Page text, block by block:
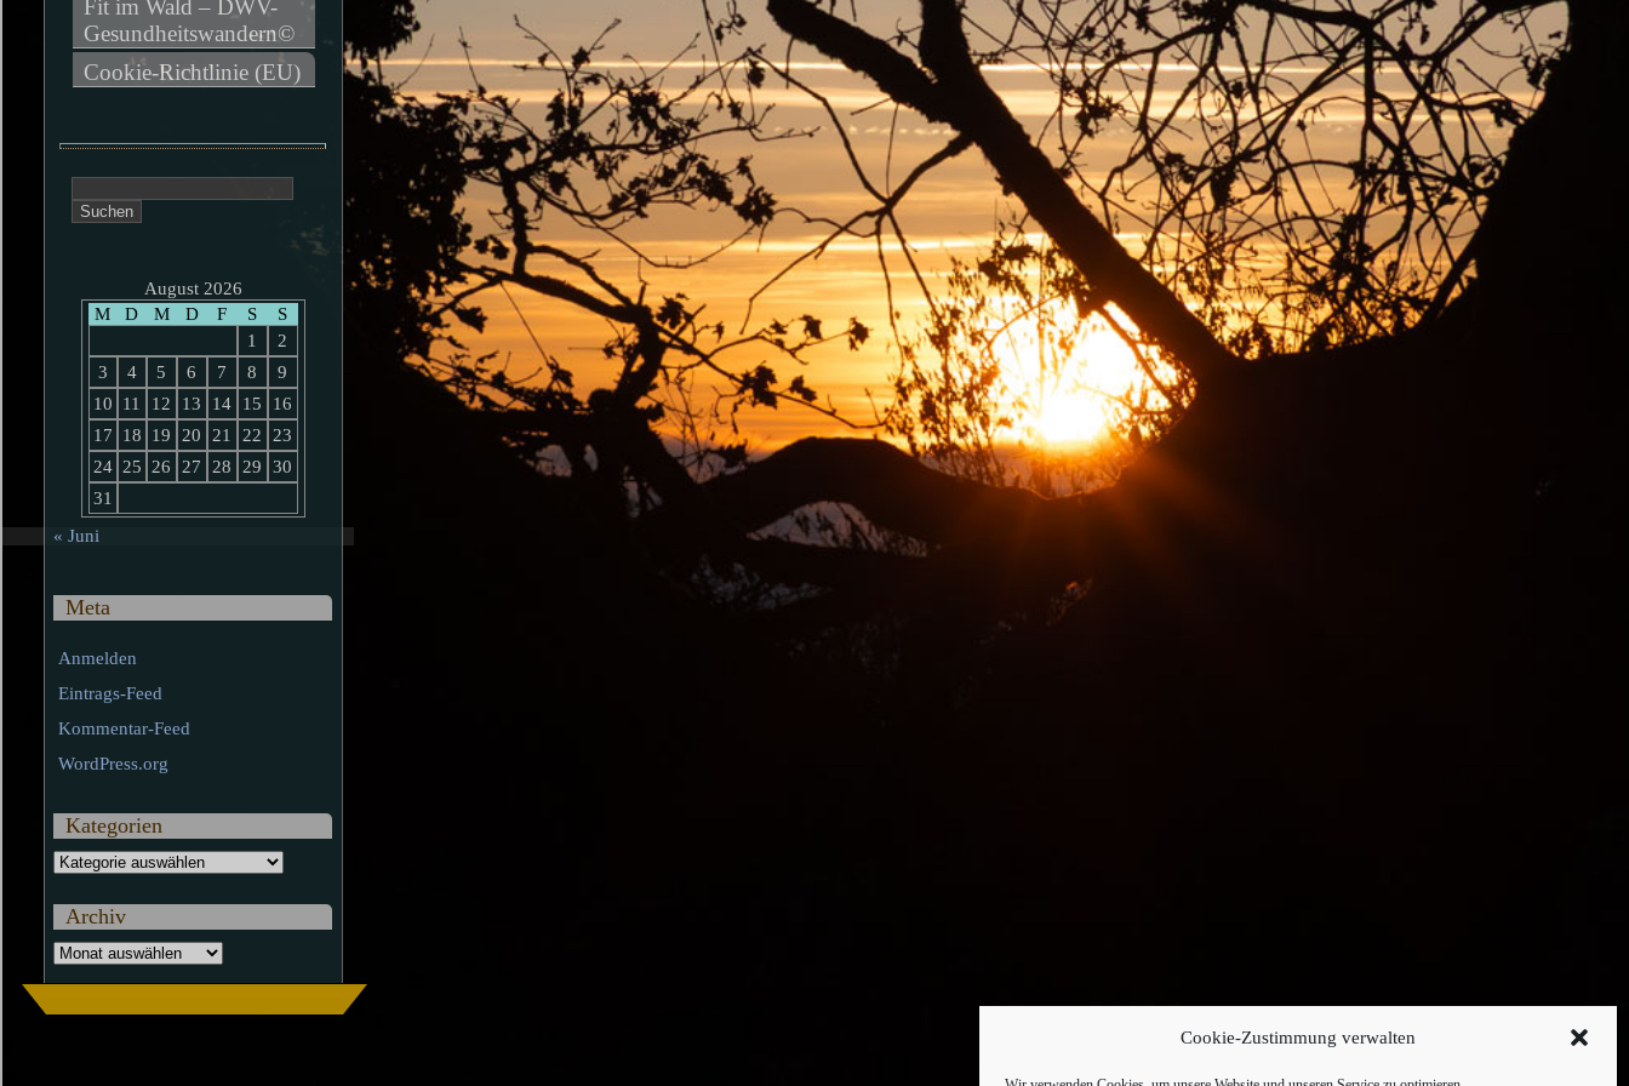
Cookie-Zustimmung verwalten
Fit im Wald – DWV-
Gesundheitswandern©
Cookie-Richtlinie (EU)
nach:
August 2026
M
D M D F S
S
1
2
3
4 5 6 7 8
9
10
11 12 13 14 15
16
17
18 19 20 21 22
23
24 25 26 27 28 29
30
31
« Juni
Meta
Anmelden
Eintrags-Feed
Kommentar-Feed
WordPress.org
Kategorien
Kategorien
Archiv
Archiv